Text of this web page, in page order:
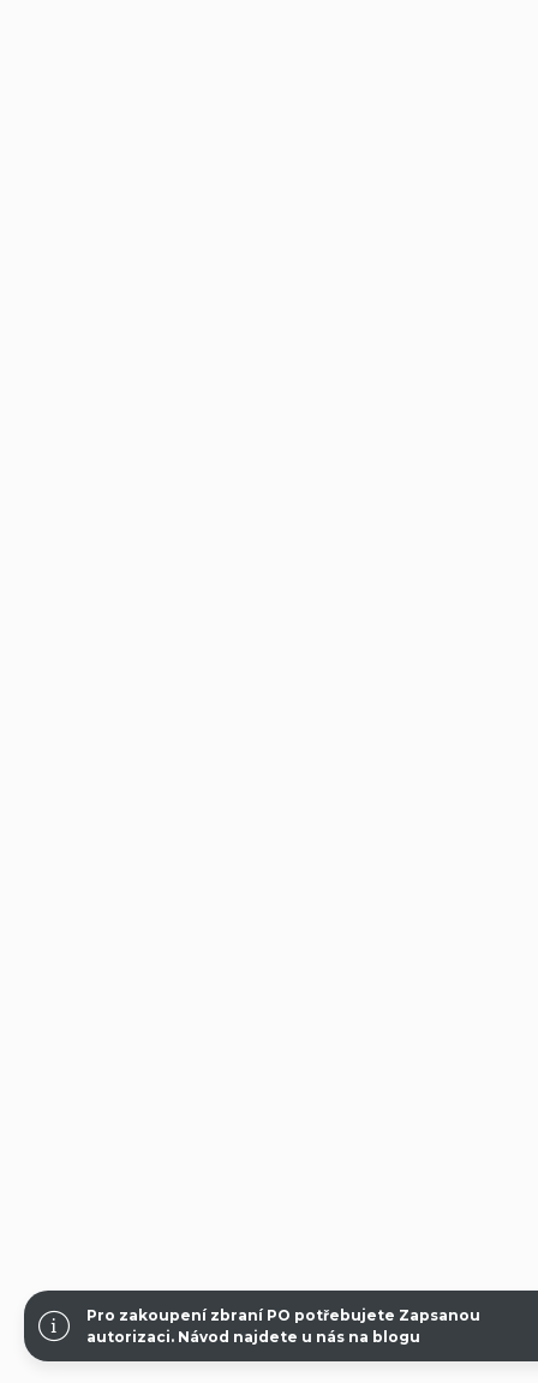
Pro zakoupení zbraní PO potřebujete Zapsanou
autorizaci. Návod najdete u nás na blogu